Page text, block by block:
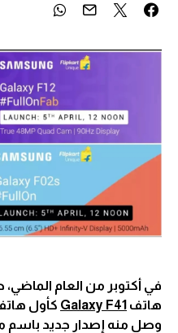
في أكتوبر من العام
هاتف Galaxy F41